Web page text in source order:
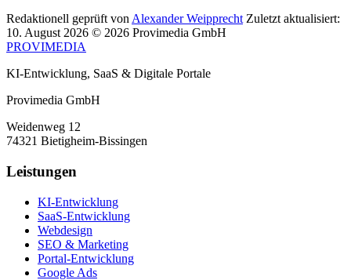
Redaktionell geprüft vonAlexander WeipprechtZuletzt aktualisiert:
10. August 2026 © 2026 Provimedia GmbH
PROVIMEDIA
KI-Entwicklung, SaaS & Digitale Portale
Provimedia GmbH
Weidenweg 12
74321 Bietigheim-Bissingen
Leistungen
KI-Entwicklung
SaaS-Entwicklung
Webdesign
SEO & Marketing
Portal-Entwicklung
Google Ads